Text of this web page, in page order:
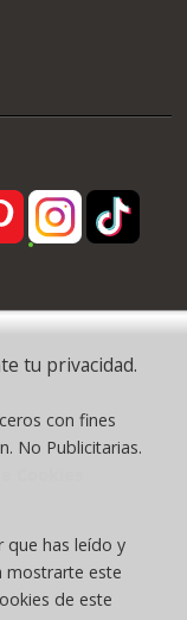
gestionadas, y
) CEE:
V-85203.
tu privacidad.
con fines
No Publicitarias.
que has leído y
mostrarte este
de este